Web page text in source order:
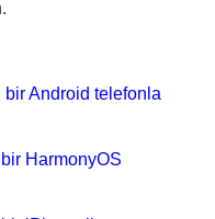
Android telefonla
HarmonyOS